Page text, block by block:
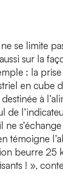
se limite
sur la
: la
en cube
à
de
ne
témoigne
beurre 25
! »,